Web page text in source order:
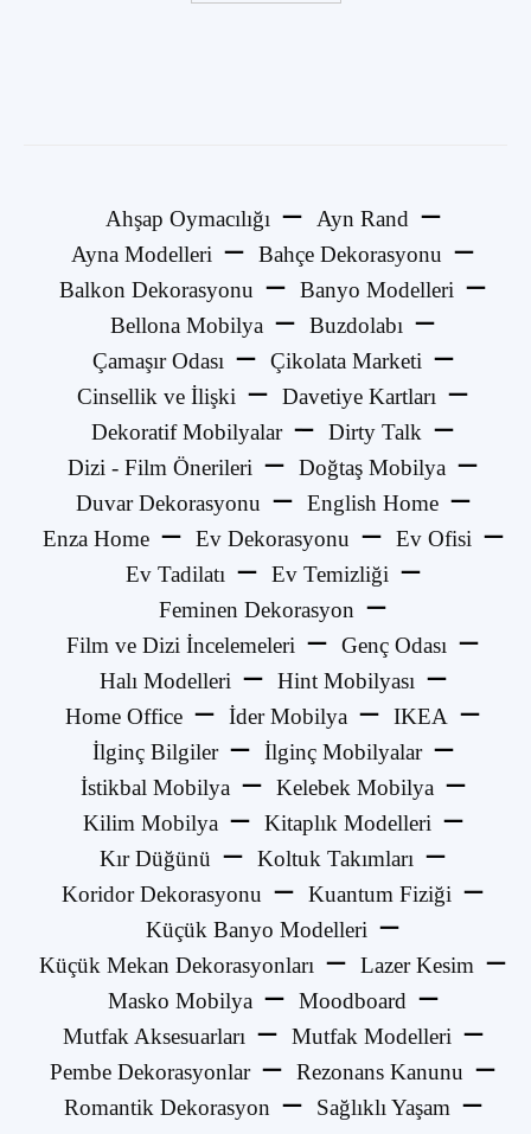
Ahşap Oymacılığı
Ayn Rand
Ayna Modelleri
Bahçe Dekorasyonu
Balkon Dekorasyonu
Banyo Modelleri
Bellona Mobilya
Buzdolabı
Çamaşır Odası
Çikolata Marketi
Cinsellik ve İlişki
Davetiye Kartları
Dekoratif Mobilyalar
Dirty Talk
Dizi - Film Önerileri
Doğtaş Mobilya
Duvar Dekorasyonu
English Home
Enza Home
Ev Dekorasyonu
Ev Ofisi
Ev Tadilatı
Ev Temizliği
Feminen Dekorasyon
Film ve Dizi İncelemeleri
Genç Odası
Halı Modelleri
Hint Mobilyası
Home Office
İder Mobilya
IKEA
İlginç Bilgiler
İlginç Mobilyalar
İstikbal Mobilya
Kelebek Mobilya
Kilim Mobilya
Kitaplık Modelleri
Kır Düğünü
Koltuk Takımları
Koridor Dekorasyonu
Kuantum Fiziği
Küçük Banyo Modelleri
Küçük Mekan Dekorasyonları
Lazer Kesim
Masko Mobilya
Moodboard
Mutfak Aksesuarları
Mutfak Modelleri
Pembe Dekorasyonlar
Rezonans Kanunu
Romantik Dekorasyon
Sağlıklı Yaşam